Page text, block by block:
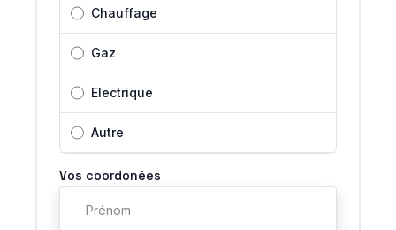
Chauffage
Gaz
Electrique
Autre
Vos coordonées